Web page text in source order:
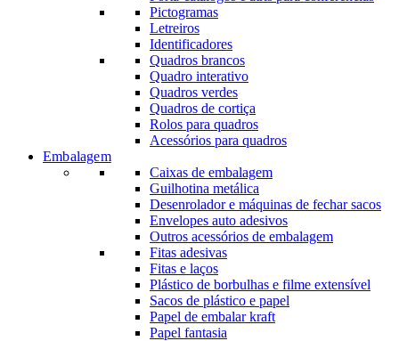
Pictogramas
Letreiros
Identificadores
Quadros brancos
Quadro interativo
Quadros verdes
Quadros de cortiça
Rolos para quadros
Acessórios para quadros
Embalagem
Caixas de embalagem
Guilhotina metálica
Desenrolador e máquinas de fechar sacos
Envelopes auto adesivos
Outros acessórios de embalagem
Fitas adesivas
Fitas e laços
Plástico de borbulhas e filme extensível
Sacos de plástico e papel
Papel de embalar kraft
Papel fantasia